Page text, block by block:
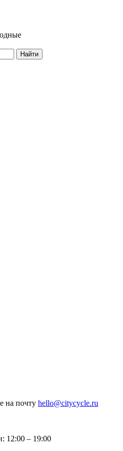
Найти
на почту hello@citycycle.ru
12:00 – 19:00